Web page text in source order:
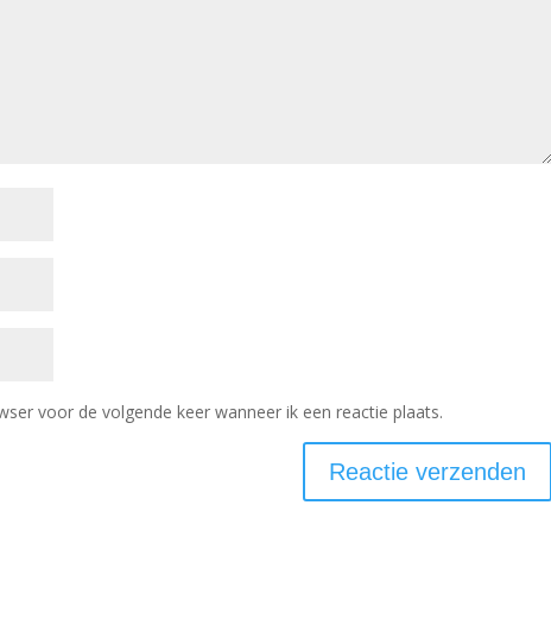
voor de volgende keer wanneer ik een reactie plaats.